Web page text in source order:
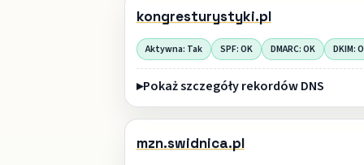
kongresturystyki.pl
Aktywna: Tak SPF: OK DMARC: OK DKIM:
Pokaż szczegóły rekordów DNS
mzn.swidnica.pl